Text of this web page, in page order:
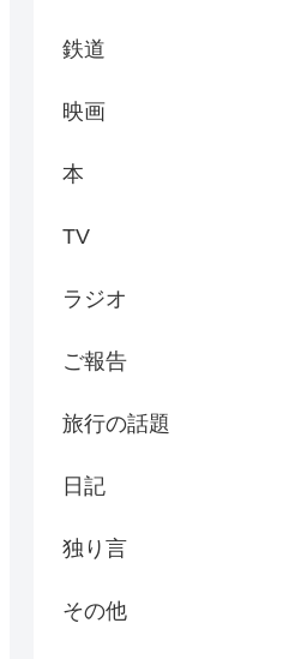
鉄道
映画
本
TV
ラジオ
ご報告
旅行の話題
日記
独り言
その他